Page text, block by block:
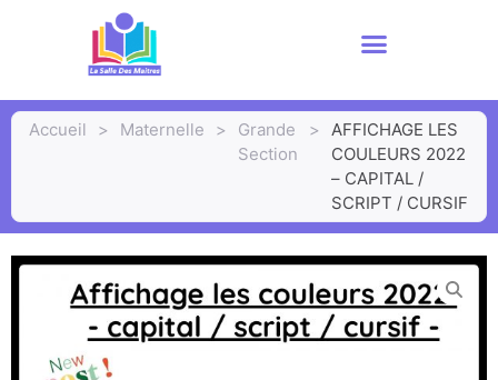
Accueil > Maternelle >
Grande
Section
>
AFFICHAGE LES
COULEURS 2022
– CAPITAL /
SCRIPT / CURSIF